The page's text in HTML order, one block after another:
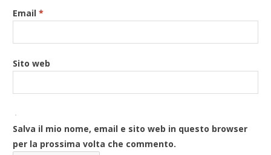
Email*
Sito web
Salva il mio nome, email e sito web in questo browser
per la prossima volta che commento.